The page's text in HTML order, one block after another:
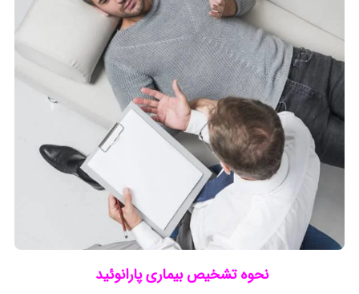
نحوه تشخیص بیماری پارانوئید